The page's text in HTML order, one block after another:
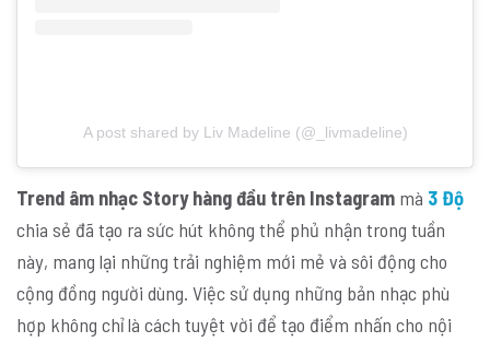
A post shared by Liv Madeline (@_livmadeline)
Trend âm nhạc Story hàng đầu trên Instagram mà 3 Độ
chia sẻ đã tạo ra sức hút không thể phủ nhận trong tuần
này, mang lại những trải nghiệm mới mẻ và sôi động cho
cộng đồng người dùng. Việc sử dụng những bản nhạc phù
hợp không chỉ là cách tuyệt vời để tạo điểm nhấn cho nội